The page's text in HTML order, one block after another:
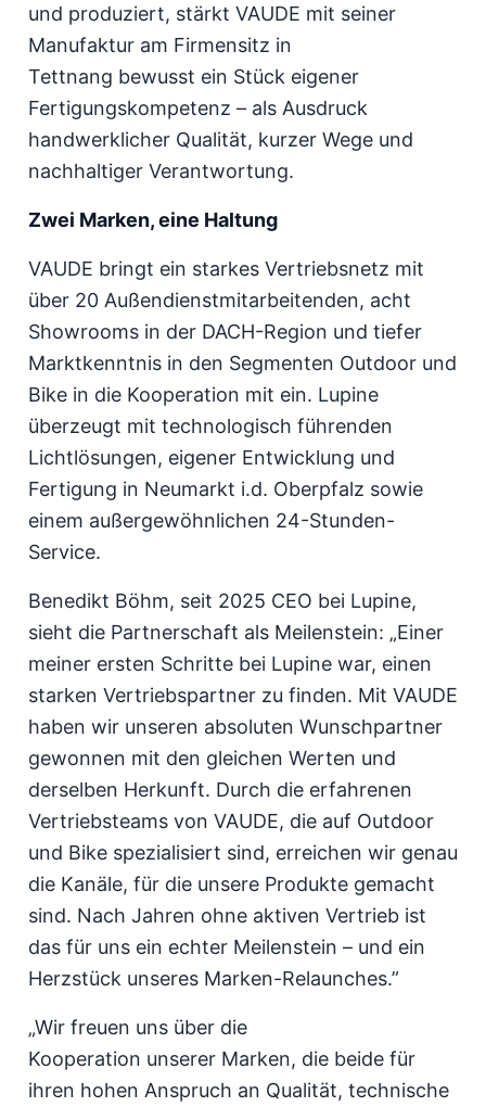
und produziert, stärkt VAUDE mit seiner
Manufaktur am Firmensitz in
Tettnang bewusst ein Stück eigener
Fertigungskompetenz – als Ausdruck
handwerklicher Qualität, kurzer Wege und
nachhaltiger Verantwortung.
Zwei Marken, eine Haltung
VAUDE bringt ein starkes Vertriebsnetz mit
über 20 Außendienstmitarbeitenden, acht
Showrooms in der DACH-Region und tiefer
Marktkenntnis in den Segmenten Outdoor und
Bike in die Kooperation mit ein. Lupine
überzeugt mit technologisch führenden
Lichtlösungen, eigener Entwicklung und
Fertigung in Neumarkt i.d. Oberpfalz sowie
einem außergewöhnlichen 24-Stunden-
Service.
Benedikt Böhm, seit 2025 CEO bei Lupine,
sieht die Partnerschaft als Meilenstein: „Einer
meiner ersten Schritte bei Lupine war, einen
starken Vertriebspartner zu finden. Mit VAUDE
haben wir unseren absoluten Wunschpartner
gewonnen mit den gleichen Werten und
derselben Herkunft. Durch die erfahrenen
Vertriebsteams von VAUDE, die auf Outdoor
und Bike spezialisiert sind, erreichen wir genau
die Kanäle, für die unsere Produkte gemacht
sind. Nach Jahren ohne aktiven Vertrieb ist
das für uns ein echter Meilenstein – und ein
Herzstück unseres Marken-Relaunches.”
„Wir freuen uns über die
Kooperation unserer Marken, die beide für
ihren hohen Anspruch an Qualität, technische